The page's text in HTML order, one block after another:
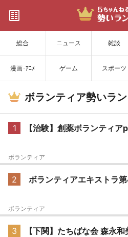
総合 ニュース 雑談
漫画･ｱﾆﾒ ゲーム スポーツ
サイト
ボランティア勢いラ
1 【治験】創薬ボランティ
ボランティア
2 ボランティアエキストラ
ボランティア
3 【下関】たちばな会 森永和